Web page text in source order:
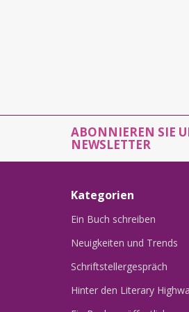
ABONNIEREN SIE
NEWSLETTER
Kategorien
Ein Buch schreiben
Neuigkeiten und Trends
Schriftstellergespräch
Hinter den Literary